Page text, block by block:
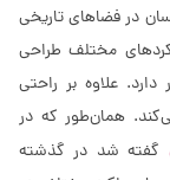
در فضاهای تاریخی
مختلف طراحی
علاوه بر راحتی
همان‌طور که در
گفته شد در گذشته